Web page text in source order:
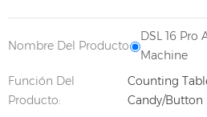
Nombre Del Producto
DSL 16
Machine
Función Del
Producto:
Counting
Candy/Button